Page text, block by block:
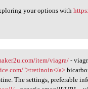
your options with
item/viagra/ -
">tretinoin</a>
The settings, preferable